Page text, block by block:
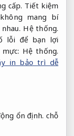
cấp. Tiết kiệm
mang bí
Hệ thống.
lỗi để bạn lợi
Hệ thống.
in bảo trì dễ
ổn định. chỗ